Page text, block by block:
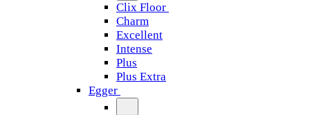
Clix Floor
Charm
Excellent
Intense
Plus
Plus Extra
Egger